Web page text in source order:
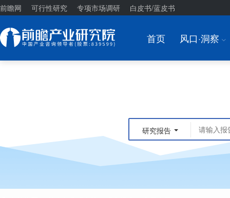
前瞻网 可行性研究 专项市场调研 白皮书/蓝皮书
首页 风口·洞察 I
研究报告